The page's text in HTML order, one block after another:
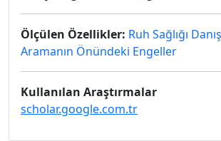
Ölçülen Özellikler: Ruh Sağlığı
Aramanın Önündeki Engeller
Kullanılan Araştırmalar
scholar.google.com.tr